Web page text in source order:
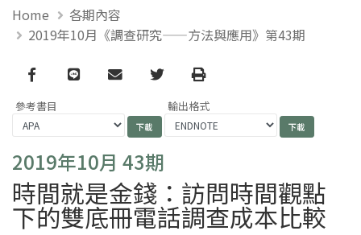
Home
各期內容
2019年10月《調查研究——方法與應用》第43期
Facebook
line email TwitterPrint
參考書目 輸出格式
2019年10月 43期
時間就是金錢：訪問時間觀點
下的雙底冊電話調查成本比較